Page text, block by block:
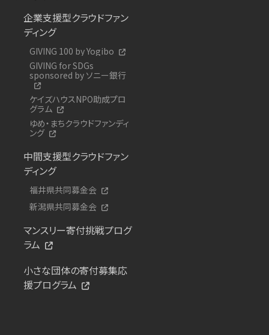
企業支援型クラウドファン
ディング
GIVING 100 by Yogibo
GIVING for SDGs
sponsored by ソニー銀行
ケイズハウスNPO助成プロ
グラム
ゆめ・まちクラウドファンディ
ング
中間支援型クラウドファン
ディング
福井県共同募金会
新潟県共同募金会
マンスリー寄付挑戦プログ
ラム
小さな団体の寄付募集応
援プログラム